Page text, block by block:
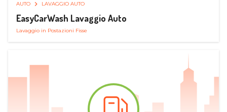
AUTO LAVAGGIO AUTO
EasyCarWash Lavaggio Auto
Lavaggio in Postazioni Fisse